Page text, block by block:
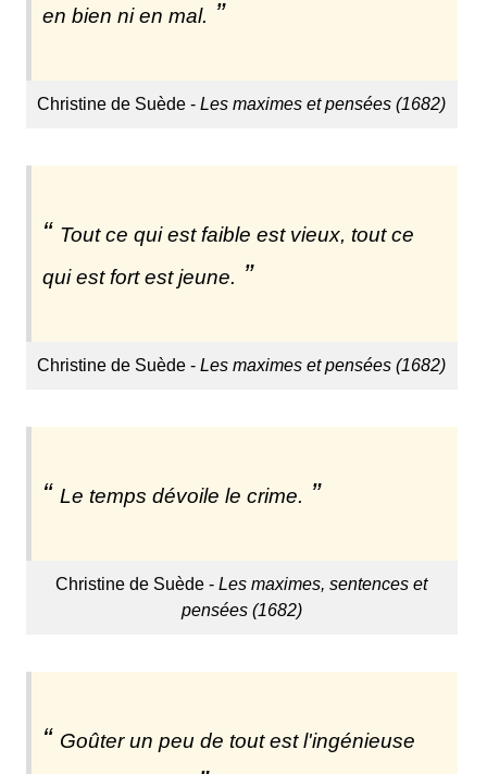
en bien ni en mal.
Christine de Suède -Les maximes et pensées (1682)
Tout ce qui est faible est vieux, tout ce
qui est fort est jeune.
Christine de Suède -Les maximes et pensées (1682)
Le temps dévoile le crime.
Christine de Suède -Les maximes, sentences et
pensées (1682)
Goûter un peu de tout est l'ingénieuse